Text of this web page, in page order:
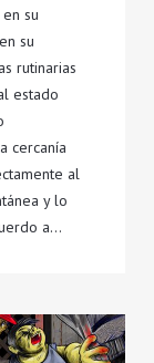
su
su
rutinarias
estado
cercanía
al
y lo
a…